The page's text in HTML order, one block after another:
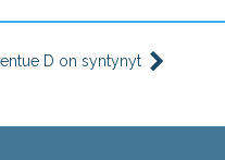
D on syntynyt